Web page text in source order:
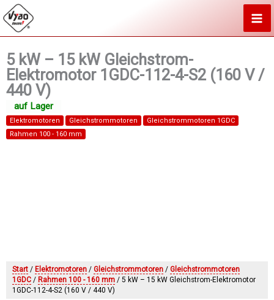
Zum
Inhalt
5 kW – 15 kW Gleichstrom-
Elektromotor 1GDC-112-4-S2 (160 V /
440 V)
Elektromotoren Gleichstrommotoren
Gleichstrommotoren 1GDC
Rahmen 100 - 160 mm
Start / Elektromotoren / Gleichstrommotoren / Gleichstrommotoren
1GDC / Rahmen 100 - 160 mm / 5 kW – 15 kW Gleichstrom-Elektromotor
1GDC-112-4-S2 (160 V / 440 V)